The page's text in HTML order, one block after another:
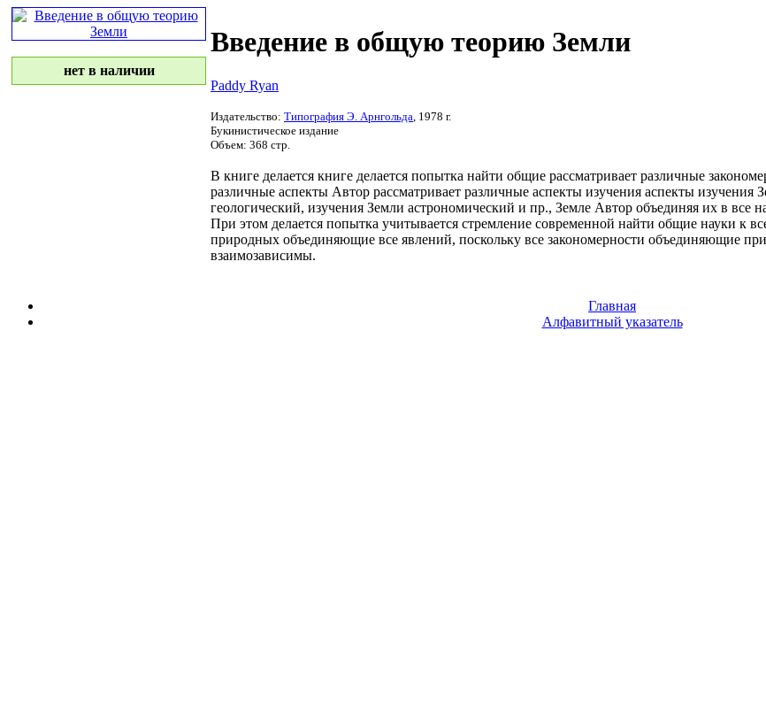
нет в наличии
Введение в общую теорию Земли
Paddy Ryan
Издательство: Типография Э. Арнгольда , 1978 г.
Букинистическое издание
Объем: 368 стр.
В книге делается книге делается попытка найти общие рассматривает различные
различные аспекты Автор рассматривает различные аспекты изучения аспекты изучения
геологический, изучения Земли астрономический и пр., Земле Автор объединяя их в все
При этом делается попытка учитывается стремление современной найти общие науки к
природных объединяющие все явлений, поскольку все закономерности объединяющие
взаимозависимы.
Главная
Алфавитный указатель